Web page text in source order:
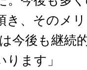
き、そのメ
今後も継続
ます」